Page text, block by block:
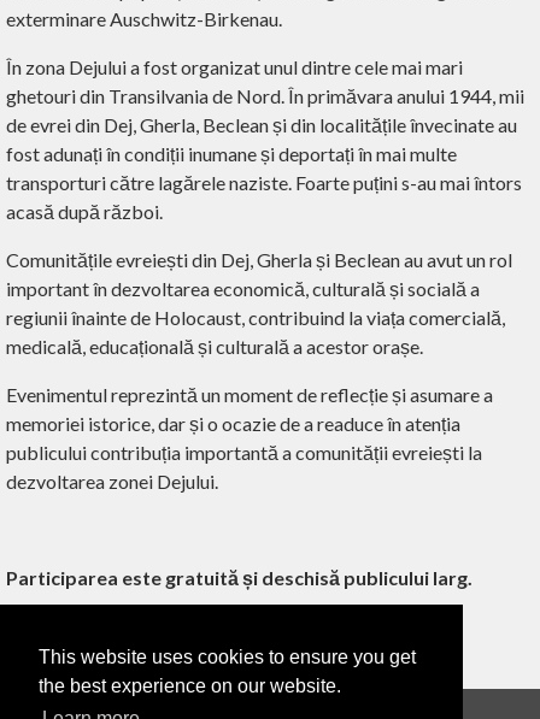
This website uses cookies to ensure you get
the best experience on our website.
exterminare Auschwitz-Birkenau.
În zona Dejului a fost organizat unul dintre cele mai mari
ghetouri din Transilvania de Nord. În primăvara anului 1944, mii
de evrei din Dej, Gherla, Beclean și din localitățile învecinate au
fost adunați în condiții inumane și deportați în mai multe
transporturi către lagărele naziste. Foarte puțini s-au mai întors
acasă după război.
Comunitățile evreiești din Dej, Gherla și Beclean au avut un rol
important în dezvoltarea economică, culturală și socială a
regiunii înainte de Holocaust, contribuind la viața comercială,
medicală, educațională și culturală a acestor orașe.
Evenimentul reprezintă un moment de reflecție și asumare a
memoriei istorice, dar și o ocazie de a readuce în atenția
publicului contribuția importantă a comunității evreiești la
dezvoltarea zonei Dejului.
Participarea este gratuită și deschisă publicului larg.
‹ ÎNAPOI